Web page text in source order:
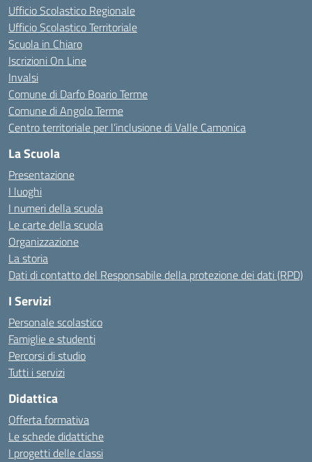
Ufficio Scolastico Regionale
Ufficio Scolastico Territoriale
Scuola in Chiaro
Iscrizioni On Line
Invalsi
Comune di Darfo Boario Terme
Comune di Angolo Terme
Centro territoriale per l’inclusione di Valle Camonica
La Scuola
Presentazione
I luoghi
I numeri della scuola
Le carte della scuola
Organizzazione
La storia
Dati di contatto del Responsabile della protezione dei dati (RPD)
I Servizi
Personale scolastico
Famiglie e studenti
Percorsi di studio
Tutti i servizi
Didattica
Offerta formativa
Le schede didattiche
I progetti delle classi